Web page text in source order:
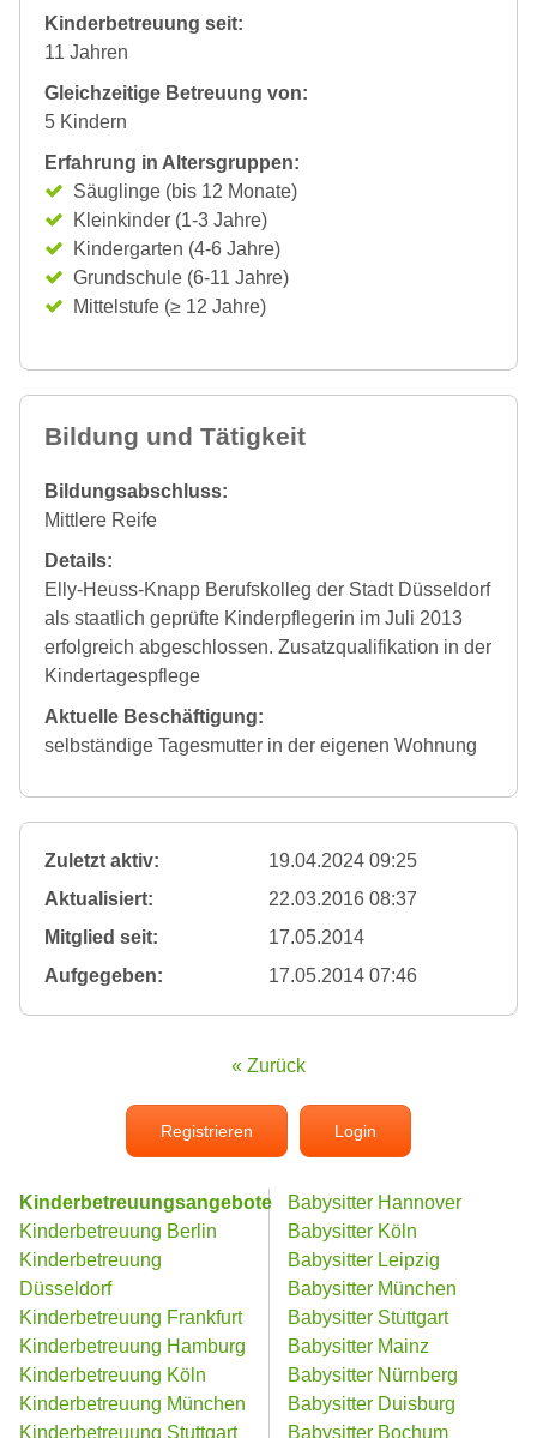
Kinderbetreuung seit:
11 Jahren
Gleichzeitige Betreuung von:
5 Kindern
Erfahrung in Altersgruppen:
Säuglinge (bis 12 Monate)
Kleinkinder (1-3 Jahre)
Kindergarten (4-6 Jahre)
Grundschule (6-11 Jahre)
Mittelstufe (≥ 12 Jahre)
Bildung und Tätigkeit
Bildungsabschluss:
Mittlere Reife
Details:
Elly-Heuss-Knapp Berufskolleg der Stadt Düsseldorf
als staatlich geprüfte Kinderpflegerin im Juli 2013
erfolgreich abgeschlossen. Zusatzqualifikation in der
Kindertagespflege
Aktuelle Beschäftigung:
selbständige Tagesmutter in der eigenen Wohnung
Zuletzt aktiv:
19.04.2024 09:25
Aktualisiert:
22.03.2016 08:37
Mitglied seit:
17.05.2014
Aufgegeben:
17.05.2014 07:46
« Zurück
Registrieren Login
Kinderbetreuungsangebote
Kinderbetreuung Berlin
Kinderbetreuung
Düsseldorf
Kinderbetreuung Frankfurt
Kinderbetreuung Hamburg
Kinderbetreuung Köln
Kinderbetreuung München
Kinderbetreuung Stuttgart
Babysitter Hannover
Babysitter Köln
Babysitter Leipzig
Babysitter München
Babysitter Stuttgart
Babysitter Mainz
Babysitter Nürnberg
Babysitter Duisburg
Babysitter Bochum